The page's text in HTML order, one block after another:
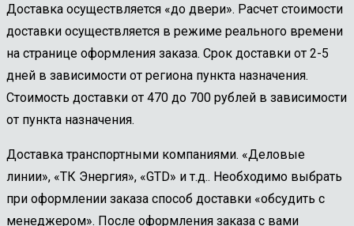
Доставка осуществляется «до двери». Расчет стоимости
доставки осуществляется в режиме реального времени
на странице оформления заказа. Срок доставки от 2-5
дней в зависимости от региона пункта назначения.
Стоимость доставки от 470 до 700 рублей в зависимости
от пункта назначения.
Доставка транспортными компаниями. «Деловые
линии», «ТК Энергия», «GTD» и т.д.. Необходимо выбрать
при оформлении заказа способ доставки «обсудить с
менеджером». После оформления заказа с вами